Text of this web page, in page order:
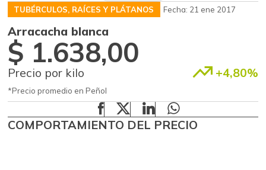
TUBÉRCULOS, RAÍCES Y PLÁTANOS Fecha: 21 ene 2017
Arracacha blanca
$ 1.638,00
Precio por kilo +4,80%
*Precio promedio en Peñol
COMPORTAMIENTO DEL PRECIO